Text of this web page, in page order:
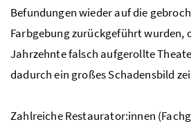
Befundungen wieder auf die
Farbgebung zurückgeführt wurden,
Jahrzehnte falsch aufgerollte
dadurch ein großes Schadensbild
Zahlreiche Restaurator:innen